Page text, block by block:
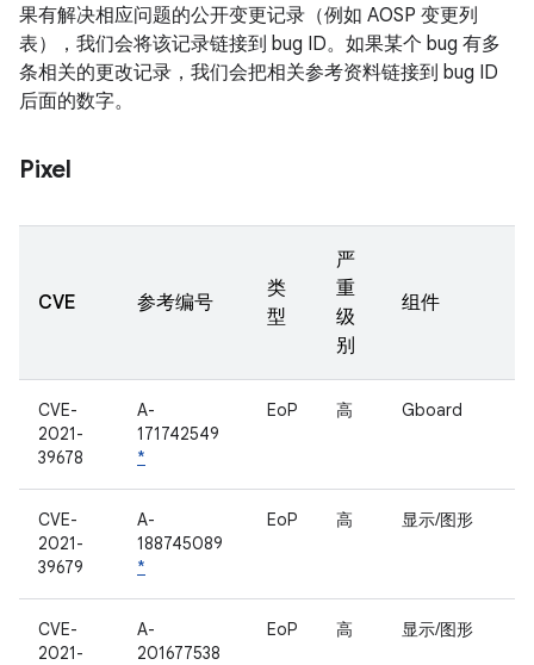
果有解决相应问题的公开变更记录（例如 AOSP 变更列
表），我们会将该记录链接到 bug ID。如果某个 bug 有多
条相关的更改记录，我们会把相关参考资料链接到 bug ID
后面的数字。
Pixel
CVE 参考编号
类
型
严
重
级
别
组件
CVE-
2021-
39678
A-
171742549
*
EoP 高 Gboard
CVE-
2021-
39679
A-
188745089
*
EoP 高 显示/图形
CVE-
2021-
A-
201677538
EoP 高 显示/图形